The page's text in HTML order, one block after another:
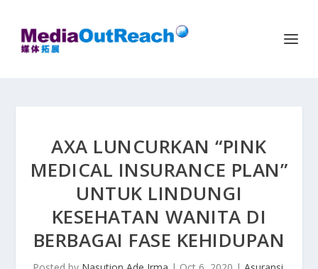
AXA LUNCURKAN “PINK
MEDICAL INSURANCE PLAN”
UNTUK LINDUNGI
KESEHATAN WANITA DI
BERBAGAI FASE KEHIDUPAN